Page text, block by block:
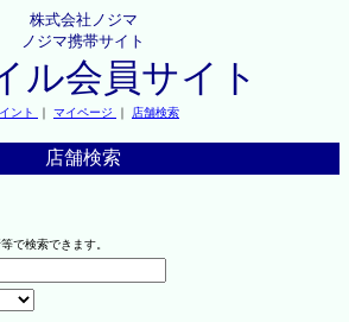
株式会社ノジマ
ノジマ携帯サイト
ル会員サイト
ント ｜ マイページ ｜ 店舗検索
店舗検索
で検索できます。